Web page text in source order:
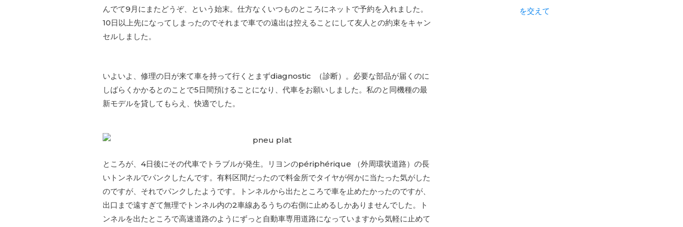
んでて9月にまたどうぞ、という始末。仕方なくいつものところにネットで予約を入れました。
10日以上先になってしまったのでそれまで車での遠出は控えることにして友人との約束をキャン
セルしました。
いよいよ、修理の日が来て車を持って行くとまずdiagnostic （診断）。必要な部品が届くのに
しばらくかかるとのことで5日間預けることになり、代車をお願いしました。私のと同機種の最
新モデルを貸してもらえ、快適でした。
ところが、4日後にその代車でトラブルが発生。リヨンのpériphérique （外周環状道路）の長
いトンネルでパンクしたんです。有料区間だったので料金所でタイヤが何かに当たった気がした
のですが、それでパンクしたようです。トンネルから出たところで車を止めたかったのですが、
出口まで遠すぎて無理でトンネル内の2車線あるうちの右側に止めるしかありませんでした。ト
ンネルを出たところで高速道路のようにずっと自動車専用道路になっていますから気軽に止めて
を交えて